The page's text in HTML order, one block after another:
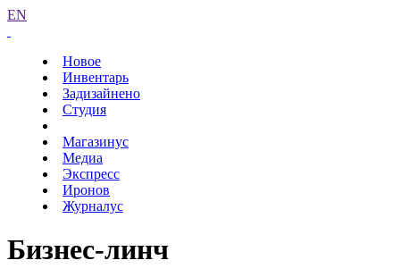
EN
Новое
Инвентарь
Задизайнено
Студия
Магазинус
Медиа
Экспресс
Иронов
Журналус
Бизнес-линч